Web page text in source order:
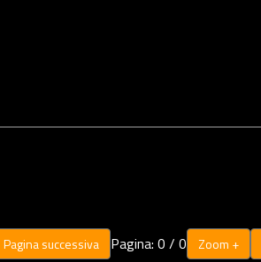
Pagina successiva Pagina: 0 / 0 Zoom +